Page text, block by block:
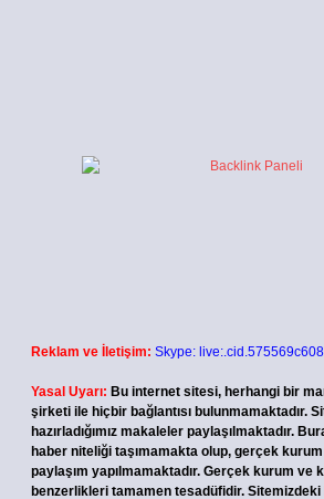
Reklam ve İletişim: Skype:
Yasal Uyarı: Bu internet sitesi, herhangi bir
şirketi ile hiçbir bağlantısı bulunmamaktadır.
hazırladığımız makaleler paylaşılmaktadır.
haber niteliği taşımamakta olup, gerçek
paylaşım yapılmamaktadır. Gerçek kurum ve
benzerlikleri tamamen tesadüfidir.